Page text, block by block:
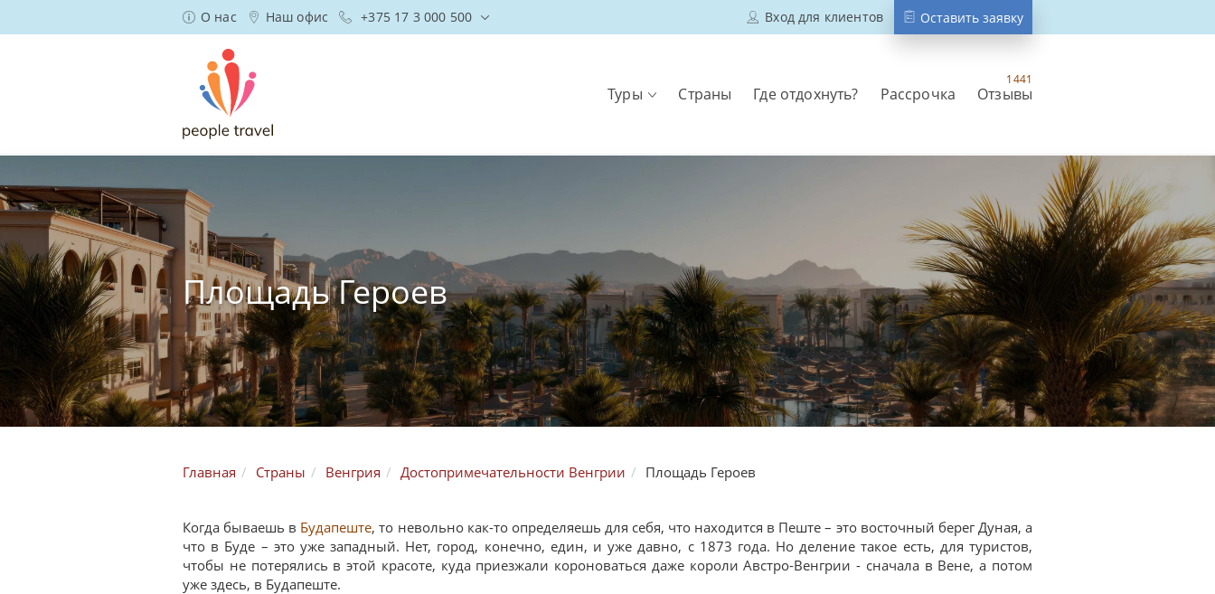
О нас Наш офис +375 17 3 000 500 Вход для клиентов Оставить заявку
Туры Страны Где отдохнуть? Рассрочка Отзывы
1441
Площадь Героев
Главная Страны Венгрия Достопримечательности Венгрии Площадь Героев
Когда бываешь в Будапеште, то невольно как-то определяешь для себя, что находится в Пеште – это восточный берег Дуная, а
что в Буде – это уже западный. Нет, город, конечно, един, и уже давно, с 1873 года. Но деление такое есть, для туристов,
чтобы не потерялись в этой красоте, куда приезжали короноваться даже короли Австро-Венгрии - сначала в Вене, а потом
уже здесь, в Будапеште.